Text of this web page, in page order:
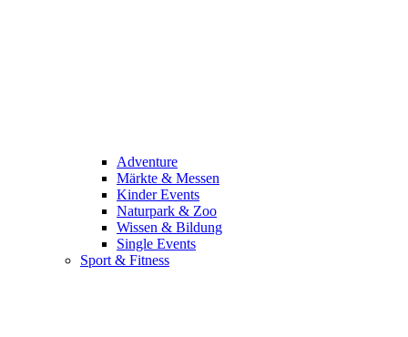
Adventure
Märkte & Messen
Kinder Events
Naturpark & Zoo
Wissen & Bildung
Single Events
Sport & Fitness